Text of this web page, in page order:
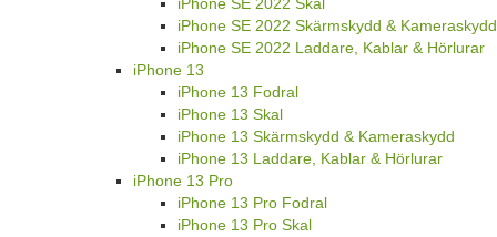
iPhone SE 2022 Skal
iPhone SE 2022 Skärmskydd & Kameraskydd
iPhone SE 2022 Laddare, Kablar & Hörlurar
iPhone 13
iPhone 13 Fodral
iPhone 13 Skal
iPhone 13 Skärmskydd & Kameraskydd
iPhone 13 Laddare, Kablar & Hörlurar
iPhone 13 Pro
iPhone 13 Pro Fodral
iPhone 13 Pro Skal